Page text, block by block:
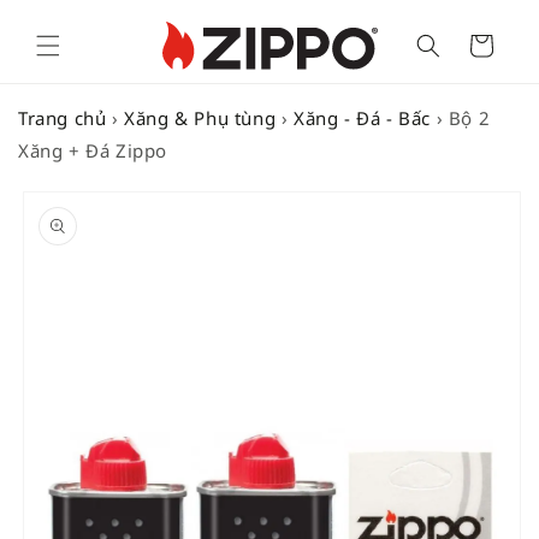
Cart
Trang chủ ›Xăng & Phụ tùng ›Xăng - Đá - Bấc › Bộ 2
Xăng + Đá Zippo
PRODUCT
INFORMATION